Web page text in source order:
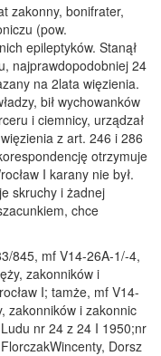
zakonny, bonifrater,
(pow.
epileptyków. Stanął
najprawdopodobniej 24
na 2lata więzienia.
bił wychowanków
i ciemnicy, urządzał
z art. 246 i 286
otrzymuje
I karany nie był.
skruchy i żadnej
chce
845, mf V14-26A-1/-4,
zakonników i
I; tamże, mf V14-
zakonników i zakonnic
nr 24 z 24 I 1950;nr
Dorsz